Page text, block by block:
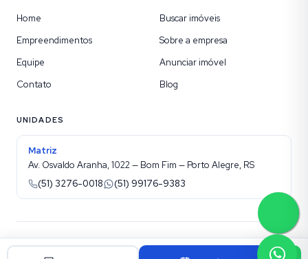
Home
Buscar imóveis
Empreendimentos
Sobre a empresa
Equipe
Anunciar imóvel
Contato
Blog
UNIDADES
Matriz
Av. Osvaldo Aranha, 1022 — Bom Fim — Porto Alegre, RS
(51) 3276-0018
(51) 99176-9383
©2026Kotel Imobiliária. Todos os direitos reservados.
Site para imobiliárias Superadmin